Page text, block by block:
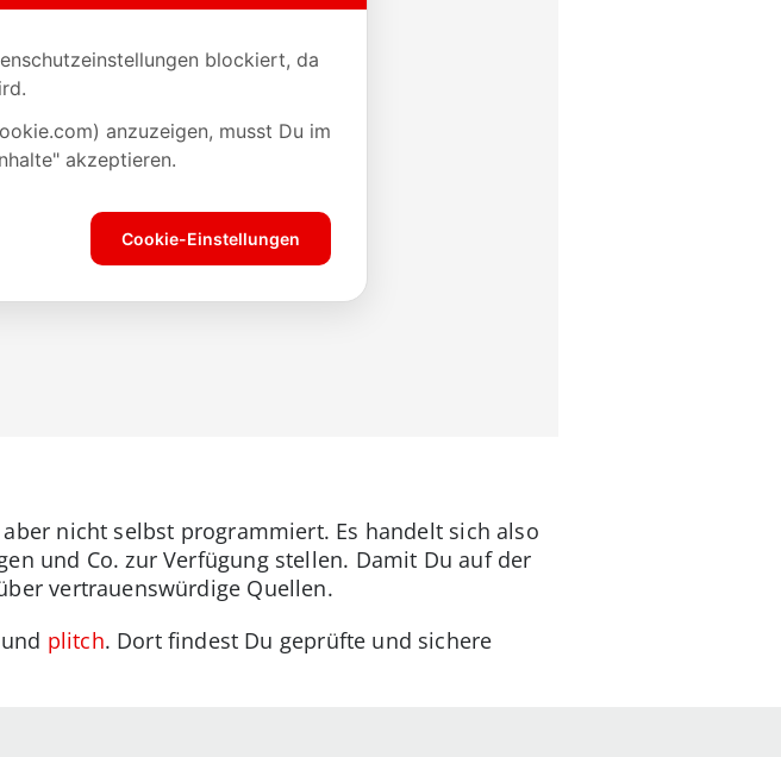
nicht selbst programmiert. Es handelt sich also
und Co. zur Verfügung stellen. Damit Du auf der
vertrauenswürdige Quellen.
und plitch. Dort findest Du geprüfte und sichere